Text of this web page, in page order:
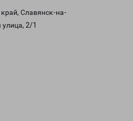
Славянск-на-
2/1